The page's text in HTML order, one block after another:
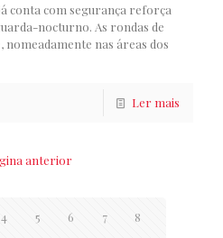
conta com segurança reforça
nocturno. As rondas de
nomeadamente nas áreas dos
Ler mais
anterior
4 5 6 7 8